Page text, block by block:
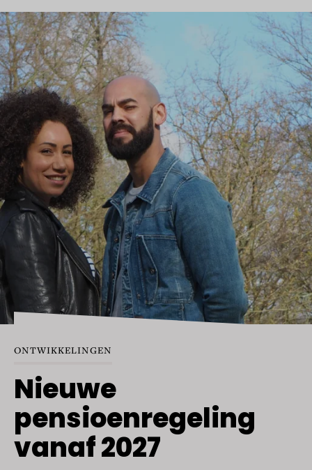
ONTWIKKELINGEN
Nieuwe
pensioenregeling
vanaf 2027